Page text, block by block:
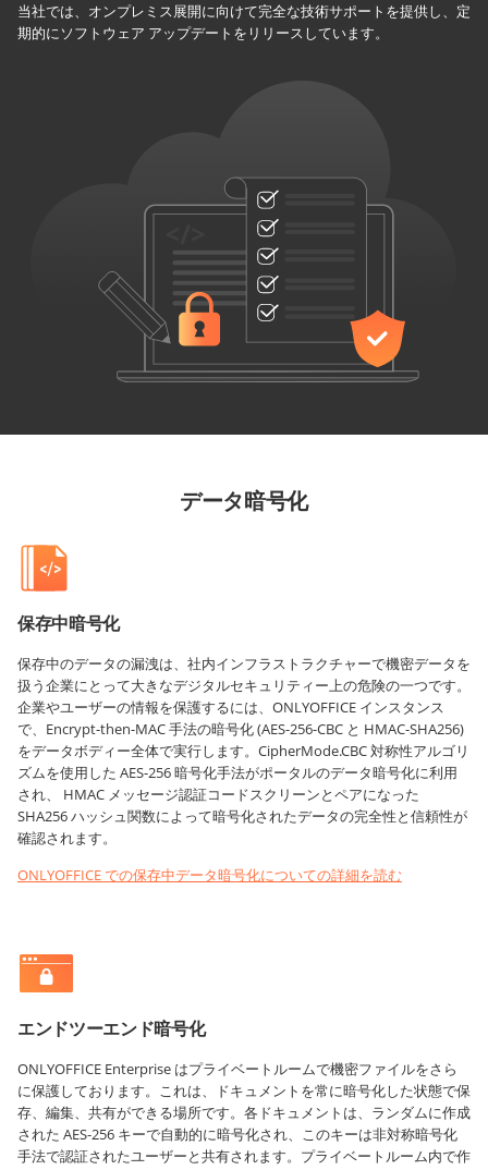
当社では、オンプレミス展開に向けて完全な技術サポートを提供し、定
期的にソフトウェア アップデートをリリースしています。
データ暗号化
保存中暗号化
保存中のデータの漏洩は、社内インフラストラクチャーで機密データを
扱う企業にとって大きなデジタルセキュリティー上の危険の一つです。
企業やユーザーの情報を保護するには、ONLYOFFICE インスタンス
で、Encrypt-then-MAC 手法の暗号化 (AES-256-CBC と HMAC-SHA256)
をデータボディー全体で実行します。CipherMode.CBC 対称性アルゴリ
ズムを使用した AES-256 暗号化手法がポータルのデータ暗号化に利用
され、 HMAC メッセージ認証コードスクリーンとペアになった
SHA256 ハッシュ関数によって暗号化されたデータの完全性と信頼性が
確認されます。
ONLYOFFICE での保存中データ暗号化についての詳細を読む
エンドツーエンド暗号化
ONLYOFFICE Enterprise はプライベートルームで機密ファイルをさら
に保護しております。これは、ドキュメントを常に暗号化した状態で保
存、編集、共有ができる場所です。各ドキュメントは、ランダムに作成
された AES-256 キーで自動的に暗号化され、このキーは非対称暗号化
手法で認証されたユーザーと共有されます。プライベートルーム内で作